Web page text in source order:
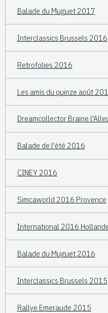
Balade du Muguet 2017
Interclassics Brussels 2016
Retrofolies 2016
Les amis du quinze août
Dreamcollector Braine
Balade de l'été 2016
CINEY 2016
Simcaworld 2016 Provence
International 2016
Balade du Muguet 2016
Interclassics Brussels 2015
Rallye Emeraude 2015